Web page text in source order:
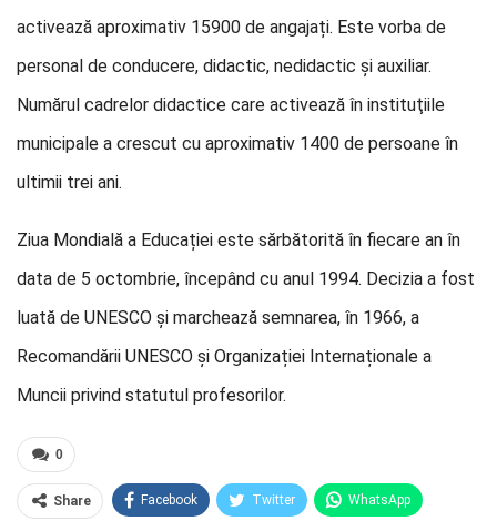
activează aproximativ 15900 de angajați. Este vorba de
personal de conducere, didactic, nedidactic și auxiliar.
Numărul cadrelor didactice care activează în instituţiile
municipale a crescut cu aproximativ 1400 de persoane în
ultimii trei ani.
Ziua Mondială a Educației este sărbătorită în fiecare an în
data de 5 octombrie, începând cu anul 1994. Decizia a fost
luată de UNESCO și marchează semnarea, în 1966, a
Recomandării UNESCO și Organizației Internaționale a
Muncii privind statutul profesorilor.
0
Share Facebook Twitter WhatsApp